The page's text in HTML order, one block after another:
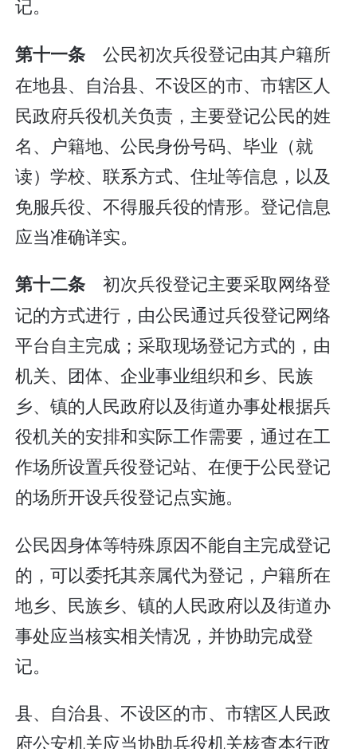
记。
第十一条公民初次兵役登记由其户籍所
在地县、自治县、不设区的市、市辖区人
民政府兵役机关负责，主要登记公民的姓
名、户籍地、公民身份号码、毕业（就
读）学校、联系方式、住址等信息，以及
免服兵役、不得服兵役的情形。登记信息
应当准确详实。
第十二条初次兵役登记主要采取网络登
记的方式进行，由公民通过兵役登记网络
平台自主完成；采取现场登记方式的，由
机关、团体、企业事业组织和乡、民族
乡、镇的人民政府以及街道办事处根据兵
役机关的安排和实际工作需要，通过在工
作场所设置兵役登记站、在便于公民登记
的场所开设兵役登记点实施。
公民因身体等特殊原因不能自主完成登记
的，可以委托其亲属代为登记，户籍所在
地乡、民族乡、镇的人民政府以及街道办
事处应当核实相关情况，并协助完成登
记。
县、自治县、不设区的市、市辖区人民政
府公安机关应当协助兵役机关核查本行政